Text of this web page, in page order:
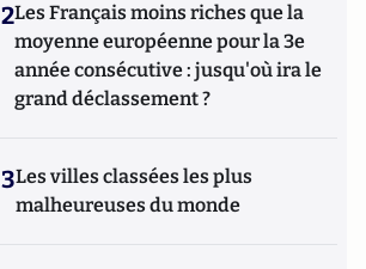
2Les Français moins riches que la
moyenne européenne pour la 3e
année consécutive : jusqu'où ira le
grand déclassement ?
3Les villes classées les plus
malheureuses du monde